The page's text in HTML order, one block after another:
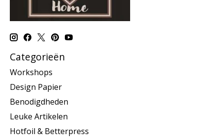
Categorieën
Workshops
Design Papier
Benodigdheden
Leuke Artikelen
Hotfoil & Betterpress